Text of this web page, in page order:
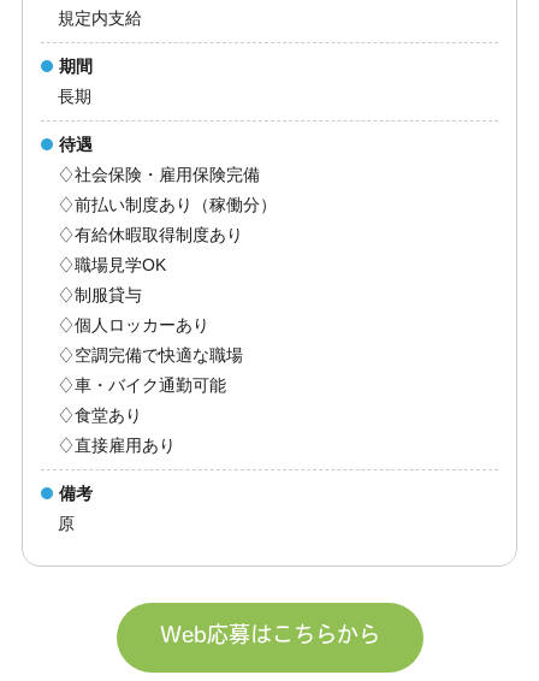
規定内支給
期間
長期
待遇
♢社会保険・雇用保険完備
♢前払い制度あり（稼働分）
♢有給休暇取得制度あり
♢職場見学OK
♢制服貸与
♢個人ロッカーあり
♢空調完備で快適な職場
♢車・バイク通勤可能
♢食堂あり
♢直接雇用あり
備考
原
Web応募はこちらから